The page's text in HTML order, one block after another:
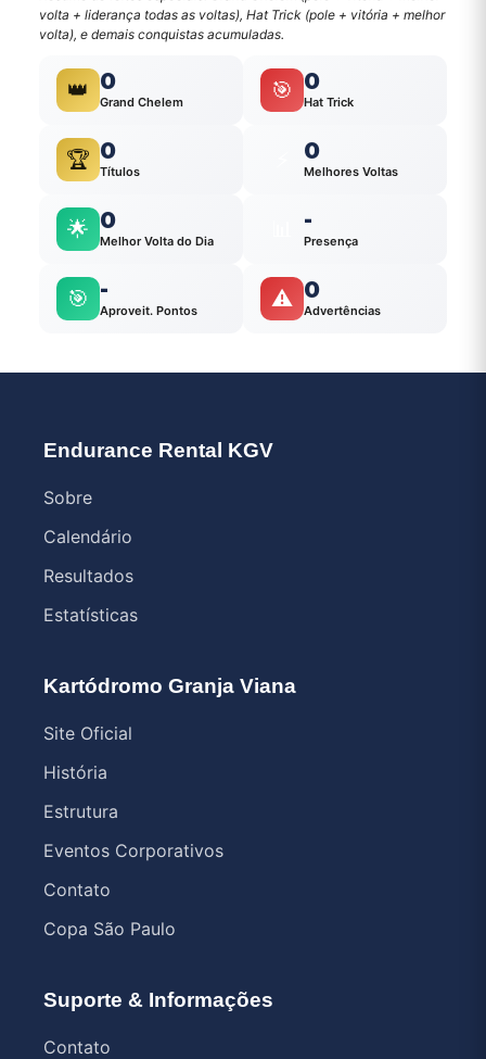
volta + liderança todas as voltas), Hat Trick (pole + vitória + melhor
volta), e demais conquistas acumuladas.
👑 0
Grand Chelem 🎯 0
Hat Trick
🏆 0
Títulos
0
Melhores Voltas
🌟 0
Melhor Volta do Dia
-
Presença
🎯 -
Aproveit. Pontos ⚠️ 0
Advertências
Endurance Rental KGV
Sobre
Calendário
Resultados
Estatísticas
Kartódromo Granja Viana
Site Oficial
História
Estrutura
Eventos Corporativos
Contato
Copa São Paulo
Suporte & Informações
Contato